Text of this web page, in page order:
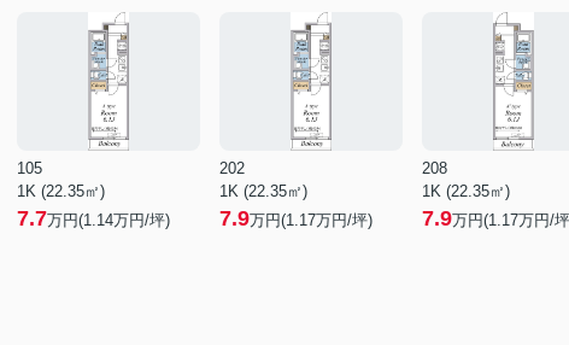
105
1K (22.35㎡)
7.7万円(1.14万円/坪)
202
1K (22.35㎡)
7.9万円(1.17万円/坪)
208
1K (22.35㎡)
7.9万円(1.17万円/